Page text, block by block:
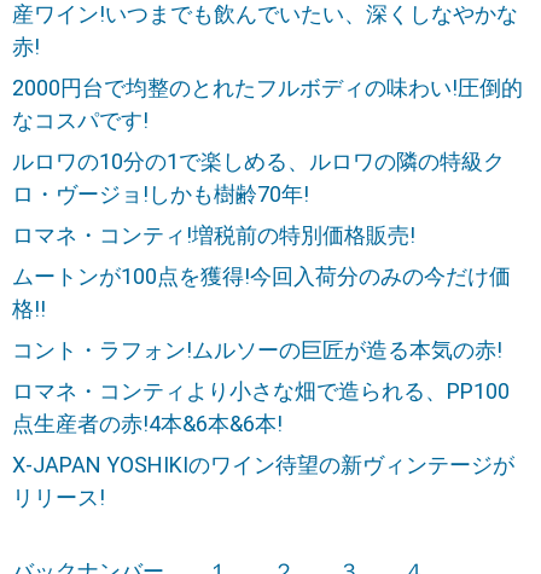
産ワイン!いつまでも飲んでいたい、深くしなやかな
赤!
2000円台で均整のとれたフルボディの味わい!圧倒的
なコスパです!
ルロワの10分の1で楽しめる、ルロワの隣の特級ク
ロ・ヴージョ!しかも樹齢70年!
ロマネ・コンティ!増税前の特別価格販売!
ムートンが100点を獲得!今回入荷分のみの今だけ価
格!!
コント・ラフォン!ムルソーの巨匠が造る本気の赤!
ロマネ・コンティより小さな畑で造られる、PP100
点生産者の赤!4本&6本&6本!
X-JAPAN YOSHIKIのワイン待望の新ヴィンテージが
リリース!